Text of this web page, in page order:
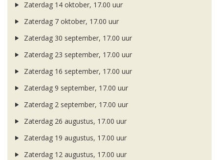
Zaterdag 14 oktober, 17.00 uur
Zaterdag 7 oktober, 17.00 uur
Zaterdag 30 september, 17.00 uur
Zaterdag 23 september, 17.00 uur
Zaterdag 16 september, 17.00 uur
Zaterdag 9 september, 17.00 uur
Zaterdag 2 september, 17.00 uur
Zaterdag 26 augustus, 17.00 uur
Zaterdag 19 augustus, 17.00 uur
Zaterdag 12 augustus, 17.00 uur